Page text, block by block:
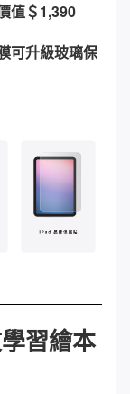
值＄1,390
可升級玻璃保
習繪本